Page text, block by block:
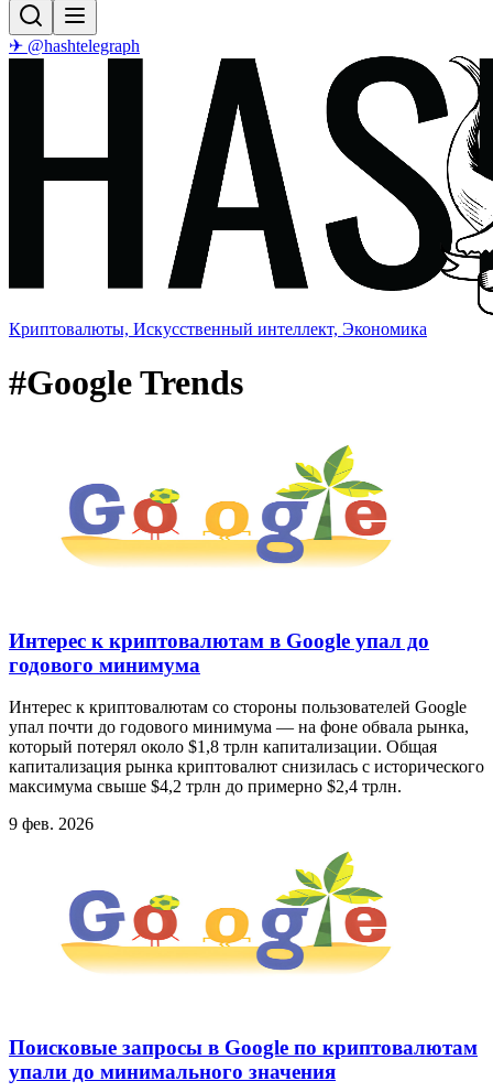
✈ @hashtelegraph
Криптовалюты, Искусственный интеллект, Экономика
#Google Trends
Интерес к криптовалютам в Google упал до
годового минимума
Интерес к криптовалютам со стороны пользователей Google
упал почти до годового минимума — на фоне обвала рынка,
который потерял около $1,8 трлн капитализации. Общая
капитализация рынка криптовалют снизилась с исторического
максимума свыше $4,2 трлн до примерно $2,4 трлн.
9 фев. 2026
Поисковые запросы в Google по криптовалютам
упали до минимального значения